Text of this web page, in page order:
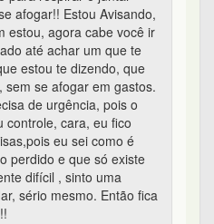
afogar!! Estou Avisando,
estou, agora cabe você ir
até achar um que te
estou te dizendo, que
se afogar em gastos.
de urgência, pois o
controle, cara, eu fico
eu sei como é
perdido e que só existe
difícil , sinto uma
sério mesmo. Então fica